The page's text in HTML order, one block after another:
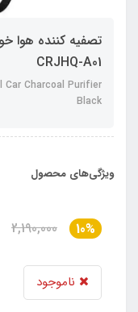
تصفیه کننده هوا
CRJHQ-A01
Car Charcoal Purifier
Black
ویژگی‌های محصول
10%
2,190,000
ناموجود